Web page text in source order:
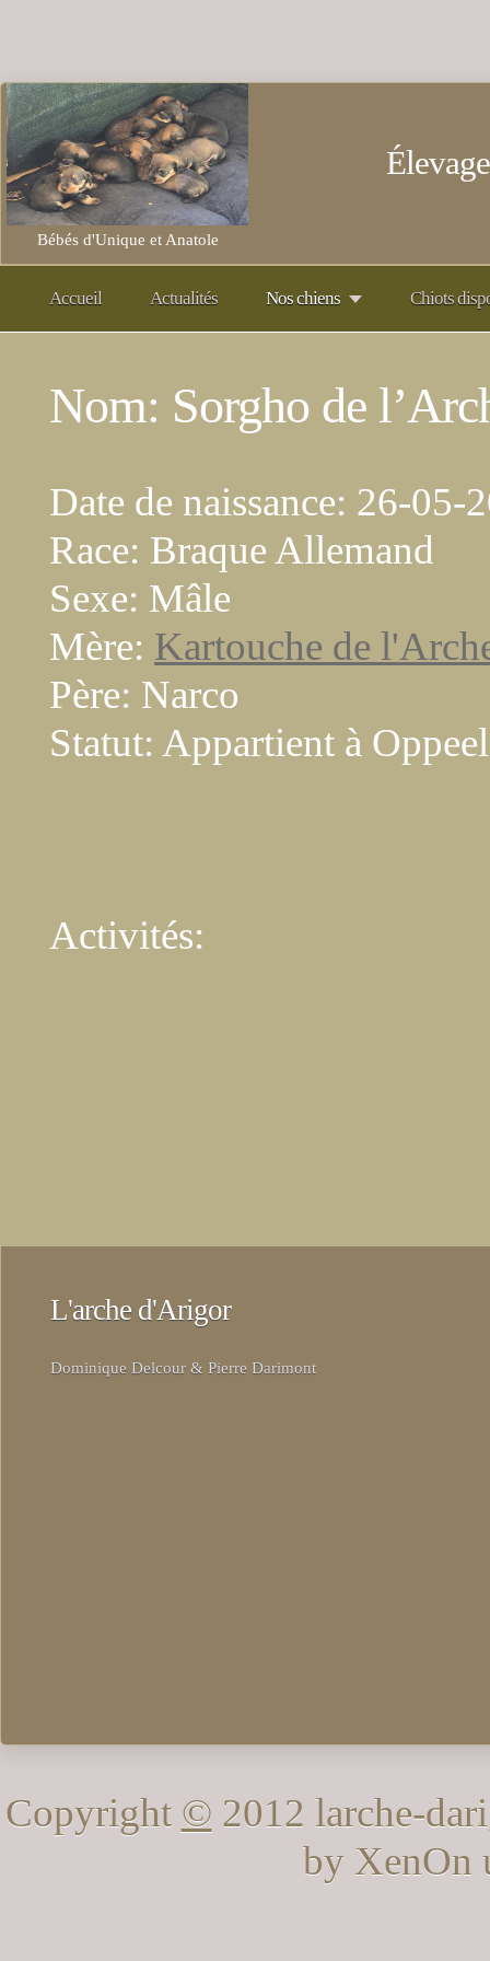
Bébés d'Unique et Anatole
Accueil Actualités Nos chiens Chiots
Nom: Sorgho de
Date de naissance: 26-05-
Race: Braque Allemand
Sexe: Mâle
Mère: Kartouche de
Père: Narco
Statut: Appartient à
Activités:
L'arche d'Arigor
Dominique Delcour & Pierre Darimont
Copyright © 2012 larche-
by XenOn